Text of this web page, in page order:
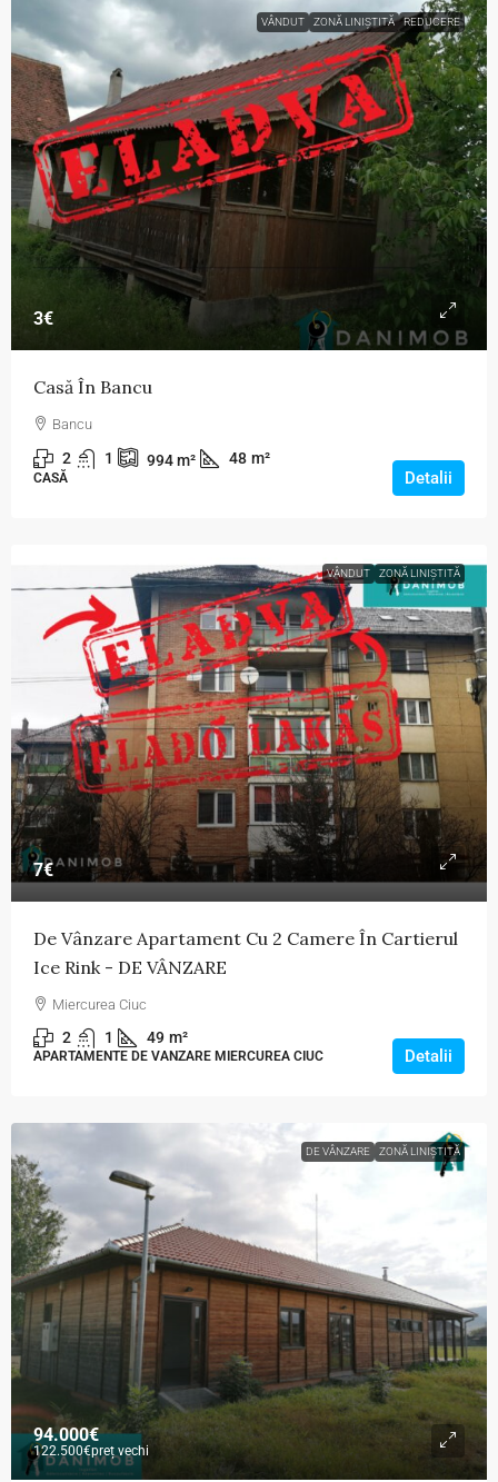
VÂNDUT ZONĂ LINIȘTITĂ REDUCERE
3€
Casă În Bancu
Bancu
2 1 994m² 48 m²
CASĂ Detalii
VÂNDUT ZONĂ LINIȘTITĂ
7€
De Vânzare Apartament Cu 2 Camere În Cartierul
Ice Rink - DE VÂNZARE
Miercurea Ciuc
2 1 49 m²
APARTAMENTE DE VANZARE MIERCUREA CIUC Detalii
DE VÂNZARE ZONĂ LINIȘTITĂ
94.000€
122.500€preț vechi